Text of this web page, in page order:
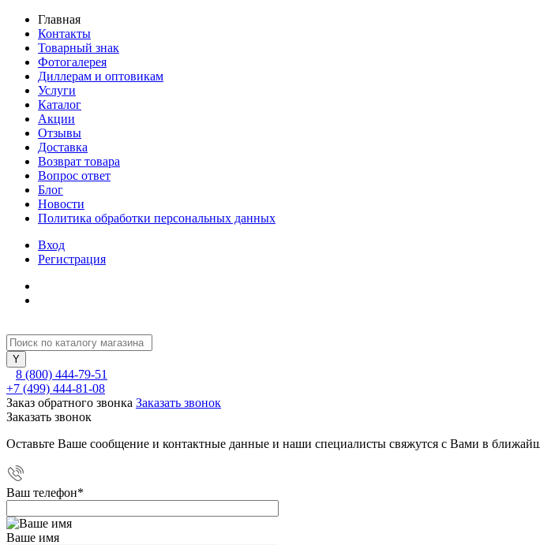
Главная
Контакты
Товарный знак
Фотогалерея
Диллерам и оптовикам
Услуги
Каталог
Акции
Отзывы
Доставка
Возврат товара
Вопрос ответ
Блог
Новости
Политика обработки персональных данных
Вход
Регистрация
8 (800) 444-79-51
+7 (499) 444-81-08
Заказ обратного звонка Заказать звонок
Заказать звонок
Оставьте Ваше сообщение и контактные данные и наши специалисты свяжутся с Вами в
Ваш телефон*
Ваше имя